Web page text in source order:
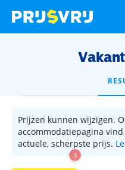
Prijzen kunnen wijzigen.
accommodatiepagina
actuele, scherpste prijs.
3